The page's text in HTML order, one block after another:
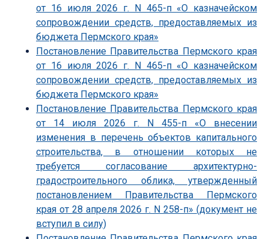
от 16 июля 2026 г. N 465-п «О казначейском
сопровождении средств, предоставляемых из
бюджета Пермского края»
Постановление Правительства Пермского края
от 16 июля 2026 г. N 465-п «О казначейском
сопровождении средств, предоставляемых из
бюджета Пермского края»
Постановление Правительства Пермского края
от 14 июля 2026 г. N 455-п «О внесении
изменения в перечень объектов капитального
строительства, в отношении которых не
требуется согласование архитектурно-
градостроительного облика, утвержденный
постановлением Правительства Пермского
края от 28 апреля 2026 г. N 258-п» (документ не
вступил в силу)